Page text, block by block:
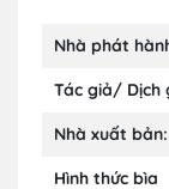
Nhà phát
Tác giả/ Dịch
Nhà xuất bản:
Hình thức bìa